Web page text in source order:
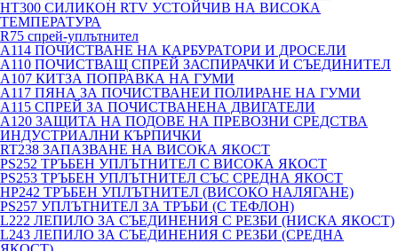
HT300 СИЛИКОН RTV УСТОЙЧИВ НА ВИСОКА
ТЕМПЕРАТУРА
R75 спрей-уплътнител
A114 ПОЧИСТВАНЕ НА КАРБУРАТОРИ И ДРОСЕЛИ
A110 ПОЧИСТВАЩ СПРЕЙ ЗАСПИРАЧКИ И СЪЕДИНИТЕЛ
A107 КИТЗА ПОПРАВКА НА ГУМИ
A117 ПЯНА ЗА ПОЧИСТВАНЕИ ПОЛИРАНЕ НА ГУМИ
A115 СПРЕЙ ЗА ПОЧИСТВАНЕНА ДВИГАТЕЛИ
A120 ЗАЩИТА НА ПОДОВЕ НА ПРЕВОЗНИ СРЕДСТВА
ИНДУСТРИАЛНИ КЪРПИЧКИ
RT238 ЗАПАЗВАНЕ НА ВИСОКА ЯКОСТ
PS252 ТРЪБЕН УПЛЪТНИТЕЛ С ВИСОКА ЯКОСТ
PS253 ТРЪБЕН УПЛЪТНИТЕЛ СЪС СРЕДНА ЯКОСТ
HP242 ТРЪБЕН УПЛЪТНИТЕЛ (ВИСОКО НАЛЯГАНЕ)
PS257 УПЛЪТНИТЕЛ ЗА ТРЪБИ (С ТЕФЛОН)
L222 ЛЕПИЛО ЗА СЪЕДИНЕНИЯ С РЕЗБИ (НИСКА ЯКОСТ)
L243 ЛЕПИЛО ЗА СЪЕДИНЕНИЯ С РЕЗБИ (СРЕДНА